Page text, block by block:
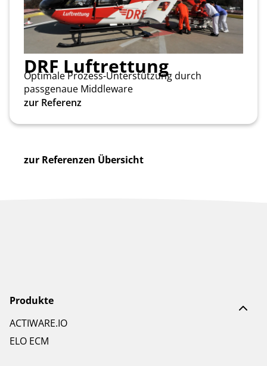
DRF Luftrettung
Optimale Prozess-Unterstützung durch
passgenaue Middleware
zur Referenz
zur Referenzen Übersicht
Produkte
ACTIWARE.IO
ELO ECM